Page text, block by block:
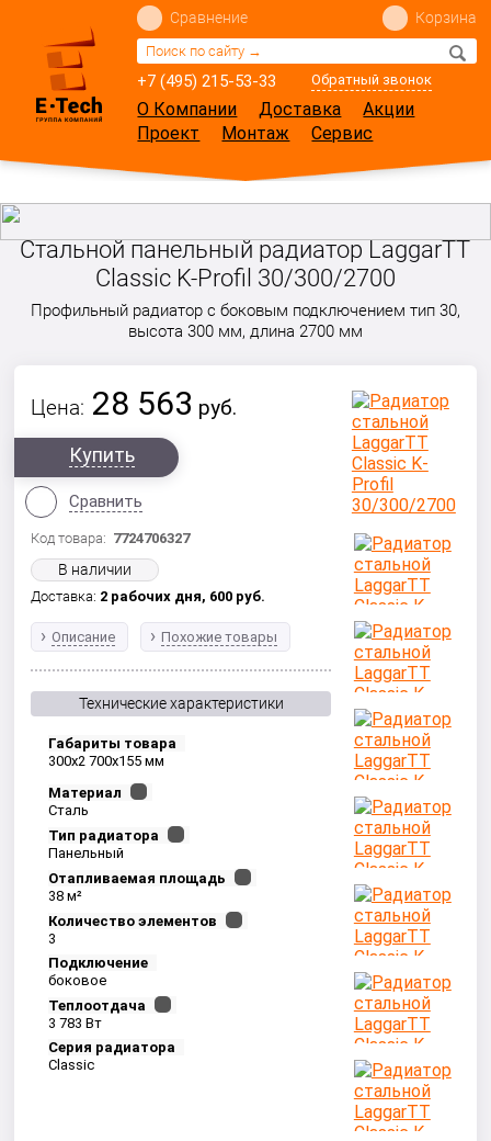
+7 (495) 215-53-33 Обратный звонок
Сравнение Корзина
О Компании Доставка
Акции
Проект
Монтаж Сервис
Стальной панельный радиатор LaggarTT
Classic K-Profil 30/300/2700
Профильный радиатор с боковым подключением тип 30,
высота 300 мм, длина 2700 мм
Цена: 28 563 руб.
Купить
Сравнить
Код товара: 7724706327
В наличии
Доставка: 2 рабочих дня, 600 руб.
Описание Похожие товары
Технические характеристики
Габариты товара
300x2 700x155 мм
Материал
Сталь
Тип радиатора
Панельный
Отапливаемая площадь
38 м²
Количество элементов
3
Подключение
боковое
Теплоотдача
3 783 Вт
Серия радиатора
Classic